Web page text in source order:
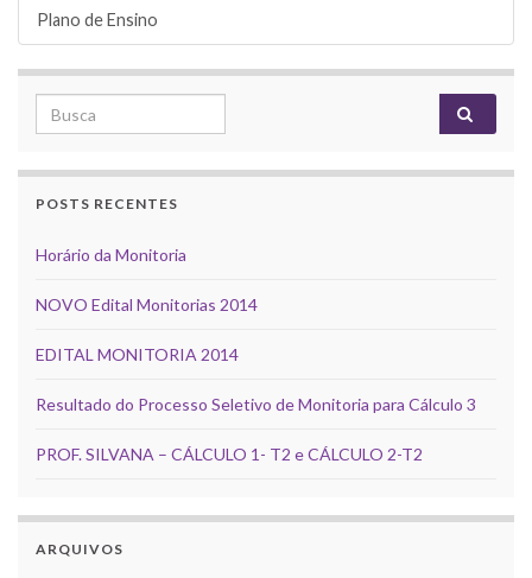
Plano de Ensino
Search for:
POSTS RECENTES
Horário da Monitoria
NOVO Edital Monitorias 2014
EDITAL MONITORIA 2014
Resultado do Processo Seletivo de Monitoria para Cálculo 3
PROF. SILVANA – CÁLCULO 1- T2 e CÁLCULO 2-T2
ARQUIVOS